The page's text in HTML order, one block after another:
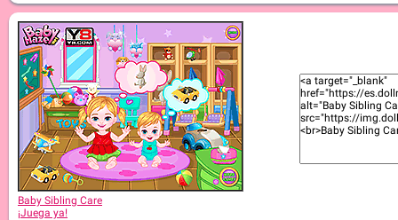
Baby Sibling Care
¡Juega ya!